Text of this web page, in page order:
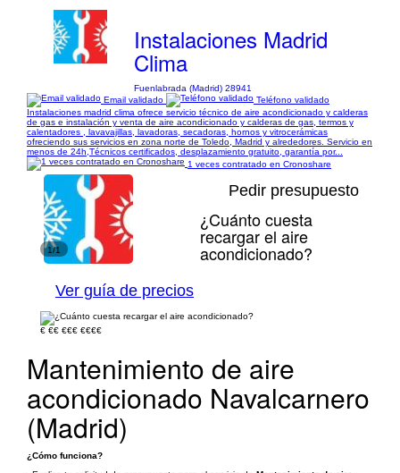
Instalaciones Madrid
Clima
Fuenlabrada (Madrid) 28941
Email validado
Teléfono validado
Instalaciones madrid clima ofrece servicio técnico de aire acondicionado y calderas
de gas e instalación y venta de aire acondicionado y calderas de gas, termos y
calentadores , lavavajillas, lavadoras, secadoras, hornos y vitrocerámicas
ofreciendo sus servicios en zona norte de Toledo, Madrid y alrededores. Servicio en
menos de 24h,Técnicos certificados, desplazamiento gratuito, garantía por...
1 veces contratado en Cronoshare
1/1
Pedir presupuesto
¿Cuánto cuesta
recargar el aire
acondicionado?
Ver guía de precios
€ €€ €€€ €€€€
Mantenimiento de aire
acondicionado Navalcarnero
(Madrid)
¿Cómo funciona?